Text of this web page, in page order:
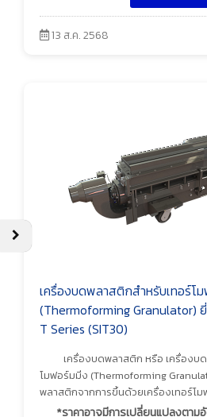
13 ส.ค. 2568
เครื่องบดพลาสติกสำหรับเทอร์โ
(Thermoforming Granulator)
T Series (SIT30)
เครื่องบดพลาสติก หรือ เครื่องบ
โมฟอร์มมิ่ง (Thermoforming
พลาสติกจากการขึ้นด้วยเครื่องเทอร์โ
*ราคาอาจมีการเปลี่ยนแปลงตาม